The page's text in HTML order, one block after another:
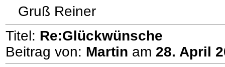
Gruß Reiner
Titel: Re:Glückwünsche
Beitrag von: Martin am 28. April